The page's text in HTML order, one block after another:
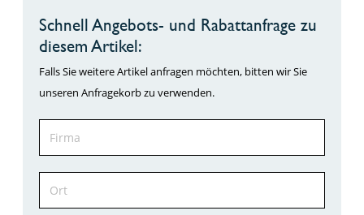
Schnell Angebots- und Rabattanfrage zu
diesem Artikel:
Falls Sie weitere Artikel anfragen möchten, bitten wir Sie
unseren Anfragekorb zu verwenden.